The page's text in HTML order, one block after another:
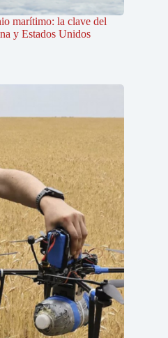
marítimo: la clave del
y Estados Unidos